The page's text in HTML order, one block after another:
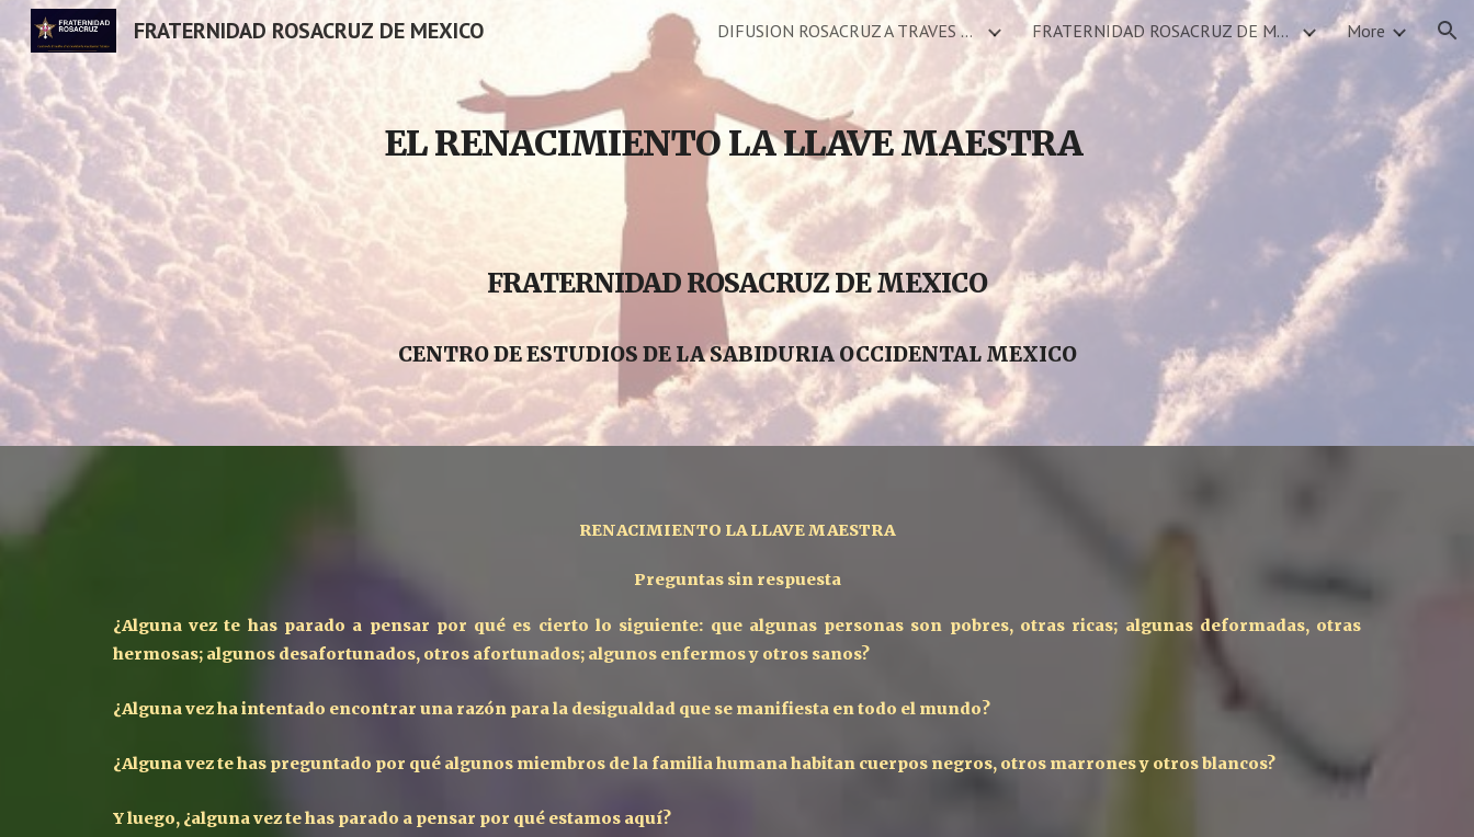
Skip to main content Skip to navigation
FRATERNIDAD ROSACRUZ DE MEXICO DIFUSION ROSACRUZ A TRAVES DE LA FRATERNIDAD ROSACRUZ DE MEXICO FRATERNIDAD ROSACRUZ DE MEXICO SERVICIOS DEVOCIONALES CALENDARIO DE EVENTOS More
EL RENACIMIENTO LA LLAVE MAESTRA
FRATERNIDAD ROSACRUZ DE MEXICO
CENTRO DE ESTUDIOS DE LA SABIDURIA OCCIDENTAL MEXICO
RENACIMIENTO LA LLAVE MAESTRA
Preguntas sin respuesta
¿Alguna vez te has parado a pensar por qué es cierto lo siguiente: que algunas personas son pobres, otras ricas; algunas deformadas, otras
hermosas; algunos desafortunados, otros afortunados; algunos enfermos y otros sanos?
¿Alguna vez ha intentado encontrar una razón para la desigualdad que se manifiesta en todo el mundo?
¿Alguna vez te has preguntado por qué algunos miembros de la familia humana habitan cuerpos negros, otros marrones y otros blancos?
Y luego, ¿alguna vez te has parado a pensar por qué estamos aquí?